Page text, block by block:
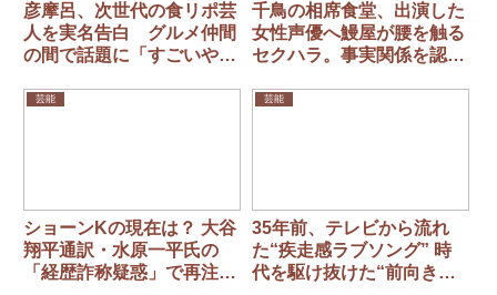
彦摩呂、次世代の食リポ芸
人を実名告白 グルメ仲間
の間で話題に「すごいや
千鳥の相席食堂、出演した
女性声優へ鰻屋が腰を触る
セクハラ。事実関係を認め
芸能
ショーンKの現在は？ 大谷
翔平通訳・水原一平氏の
「経歴詐称疑惑」で再注
芸能
35年前、テレビから流れ
た“疾走感ラブソング” 時
代を駆け抜けた“前向きな